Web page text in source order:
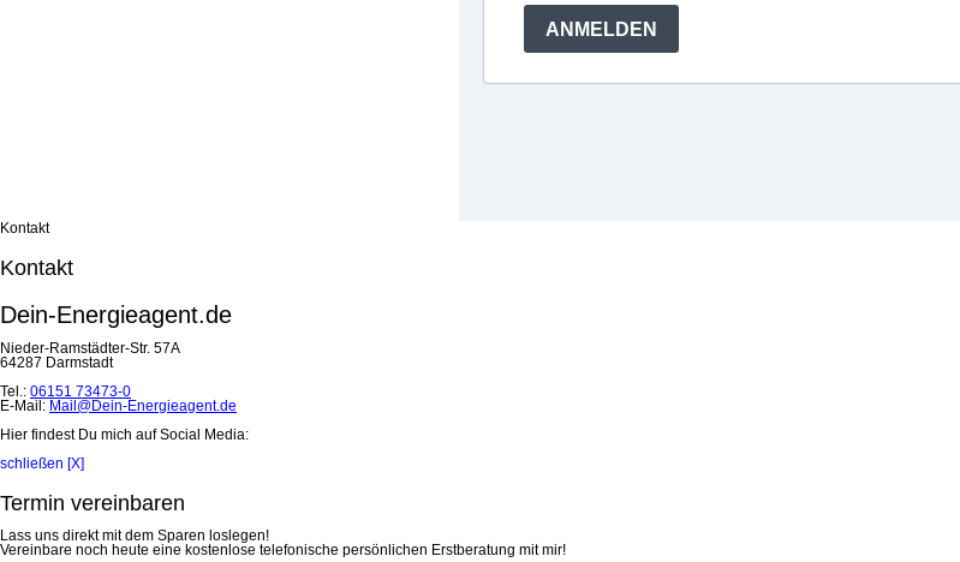
Kontakt
Kontakt
Dein-Energieagent.de
Nieder-Ramstädter-Str. 57A
64287 Darmstadt
Tel.: 06151 73473-0
E-Mail: Mail@Dein-Energieagent.de
Hier findest Du mich auf Social Media:
schließen [X]
Termin vereinbaren
Lass uns direkt mit dem Sparen loslegen!
Vereinbare noch heute eine kostenlose telefonische persönlichen Erstberatung mit mir!